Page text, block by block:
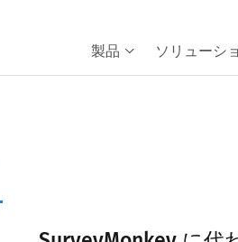
製品 ソリューシ